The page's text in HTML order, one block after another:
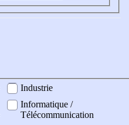
Industrie
Informatique /
Télécommunication